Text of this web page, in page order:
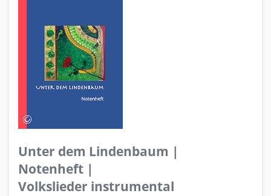
Unter dem Lindenbaum |
Notenheft |
Volkslieder instrumental